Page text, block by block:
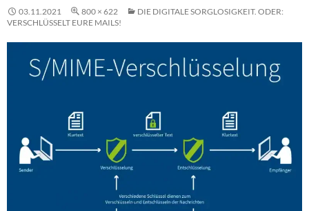
03.11.2021 800 × 622
DIE DIGITALE SORGLOSIGKEIT. ODER:
VERSCHLÜSSELT EURE MAILS!